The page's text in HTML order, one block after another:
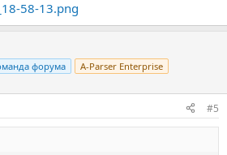
форума A-Parser Enterprise
#5